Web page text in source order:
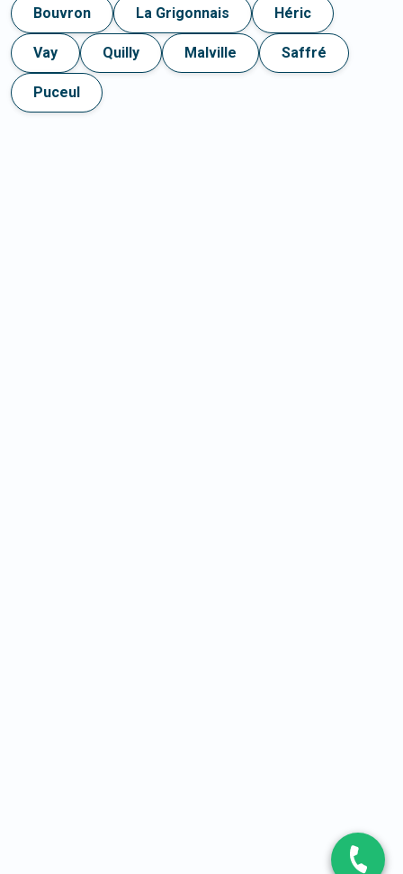
Bouvron La Grigonnais Héric
Vay Quilly Malville Saffré
Puceul